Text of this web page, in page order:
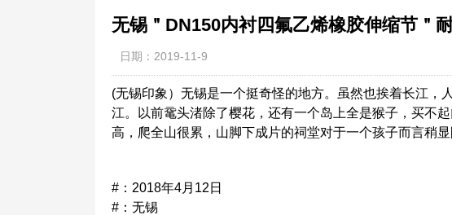
无锡＂DN150内衬四氟乙烯橡胶伸缩节＂
日期：2019-11-9
(无锡印象）无锡是一个挺奇怪的地方。虽然也挨着长江，
江。以前鼋头渚除了樱花，还有一个岛上全是猴子，买不
高，爬全山很累，山脚下成片的祠堂对于一个孩子而言稍
#：2018年4月12日
#：无锡